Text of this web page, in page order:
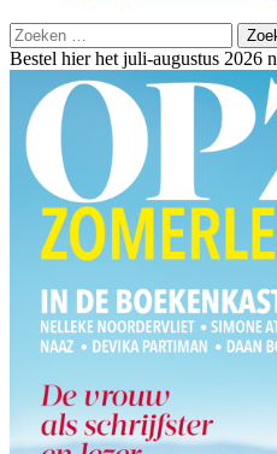
Zoeken
naar:
Bestel hier het juli-augustus 2026